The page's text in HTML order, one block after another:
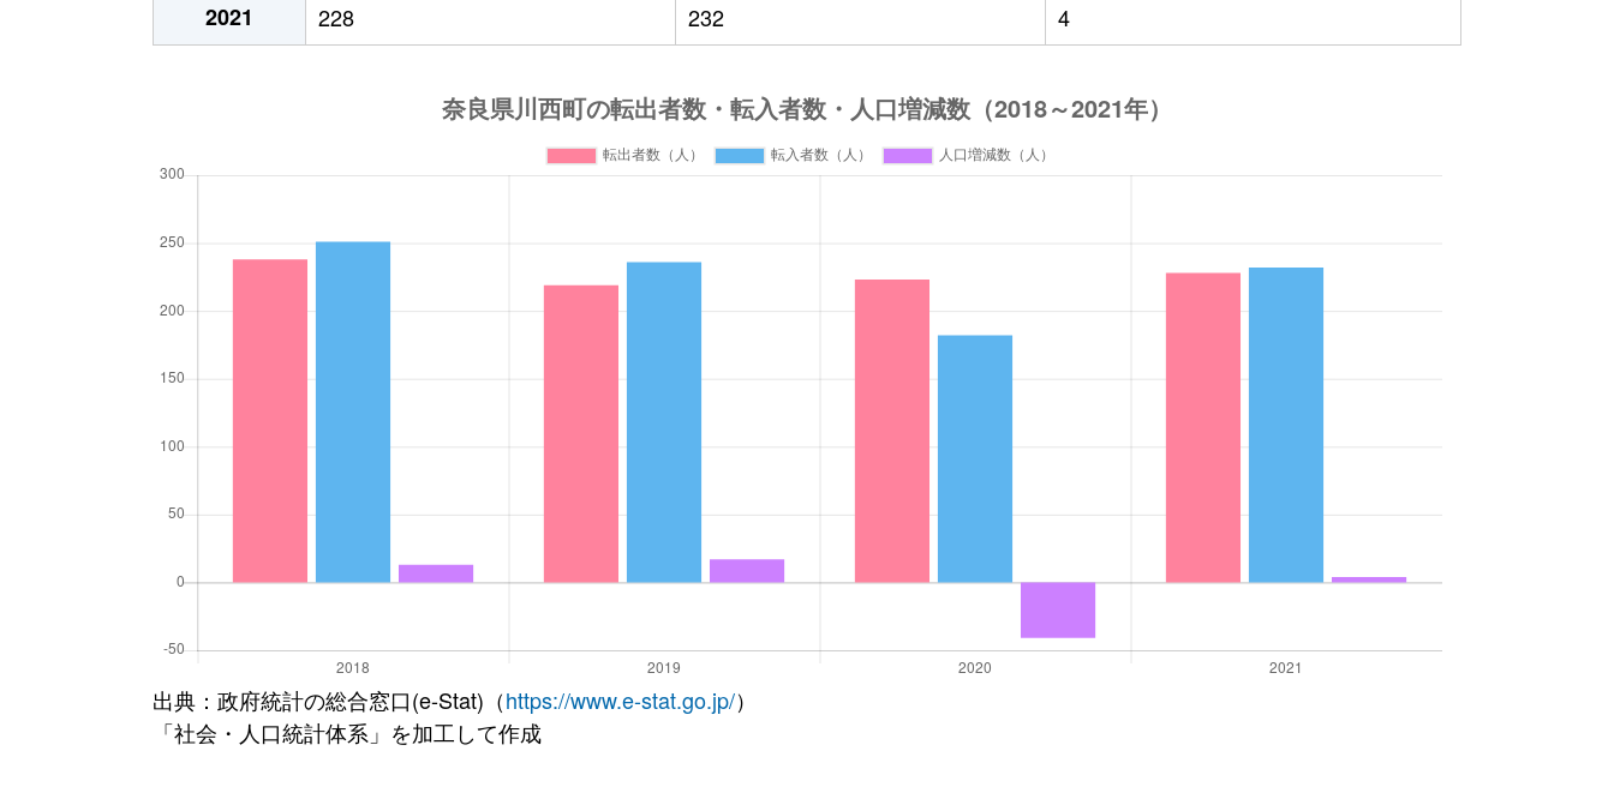
2021
228 232 4
出典：政府統計の総合窓口(e-Stat)（https://www.e-stat.go.jp/）
「社会・人口統計体系」を加工して作成